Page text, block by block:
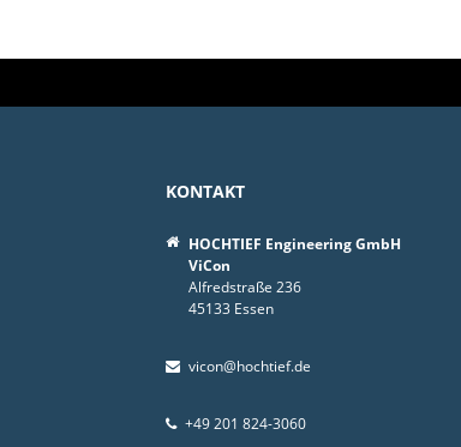
KONTAKT
HOCHTIEF Engineering GmbH
ViCon
Alfredstraße 236
45133 Essen
vicon@hochtief.de
+49 201 824-3060